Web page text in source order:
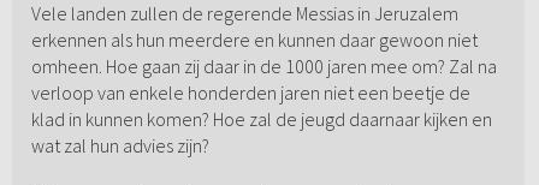
Vele landen zullen de regerende Messias in Jeruzalem
erkennen als hun meerdere en kunnen daar gewoon niet
omheen. Hoe gaan zij daar in de 1000 jaren mee om? Zal na
verloop van enkele honderden jaren niet een beetje de
klad in kunnen komen? Hoe zal de jeugd daarnaar kijken en
wat zal hun advies zijn?